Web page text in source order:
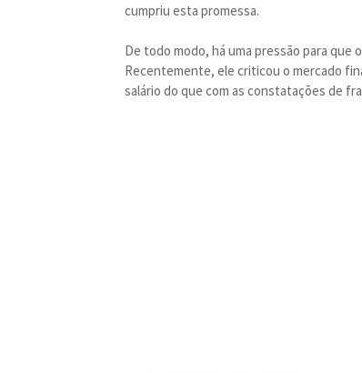
cumpriu esta promessa.
De todo modo, há uma pressão para que
Recentemente, ele criticou o mercado
salário do que com as constatações de